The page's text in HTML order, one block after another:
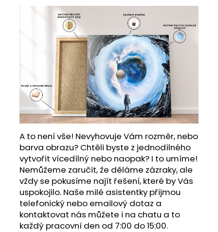
A to není vše! Nevyhovuje Vám rozměr, nebo
barva obrazu? Chtěli byste z jednodílného
vytvořit vícedílný nebo naopak? I to umíme!
Nemůžeme zaručit, že děláme zázraky, ale
vždy se pokusíme najít řešení, které by Vás
uspokojilo. Naše milé asistentky přijmou
telefonický nebo emailový dotaz a
kontaktovat nás můžete i na chatu a to
každý pracovní den od 7:00 do 15:00.